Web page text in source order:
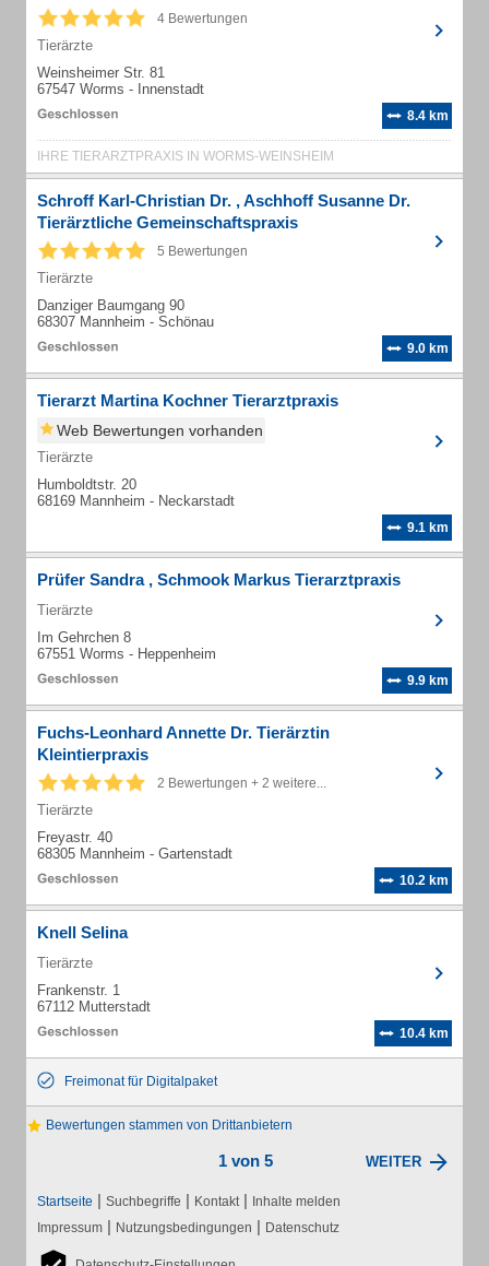
4 Bewertungen
Tierärzte
Weinsheimer Str. 81
67547 Worms - Innenstadt
8.4 km
IHRE TIERARZTPRAXIS IN WORMS-WEINSHEIM
Schroff Karl-Christian Dr. , Aschhoff Susanne Dr.
Tierärztliche Gemeinschaftspraxis
5 Bewertungen
Tierärzte
Danziger Baumgang 90
68307 Mannheim - Schönau
9.0 km
Tierarzt Martina Kochner Tierarztpraxis
Web Bewertungen vorhanden
Tierärzte
Humboldtstr. 20
68169 Mannheim - Neckarstadt
9.1 km
Prüfer Sandra , Schmook Markus Tierarztpraxis
Tierärzte
Im Gehrchen 8
67551 Worms - Heppenheim
9.9 km
Fuchs-Leonhard Annette Dr. Tierärztin
Kleintierpraxis
2 Bewertungen + 2 weitere...
Tierärzte
Freyastr. 40
68305 Mannheim - Gartenstadt
10.2 km
Knell Selina
Tierärzte
Frankenstr. 1
67112 Mutterstadt
10.4 km
Freimonat für Digitalpaket
Bewertungen stammen von Drittanbietern
1 von 5 WEITER
Startseite | Suchbegriffe | Kontakt | Inhalte melden
Impressum | Nutzungsbedingungen | Datenschutz